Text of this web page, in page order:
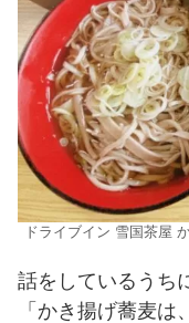
ドライブイン 雪国茶屋
話をしているうち
「かき揚げ蕎麦は